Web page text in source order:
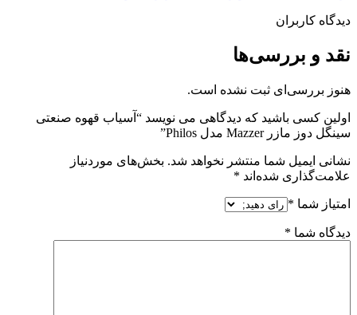
دیدگاه کاربران
نقد و بررسی‌ها
هنوز بررسی‌ای ثبت نشده است.
اولین کسی باشید که دیدگاهی می نویسد “آسیاب قهوه صنعتی
سینگل دوز مازر Mazzer مدل Philos”
نشانی ایمیل شما منتشر نخواهد شد. بخش‌های موردنیاز
علامت‌گذاری شده‌اند *
امتیاز شما *
دیدگاه شما *